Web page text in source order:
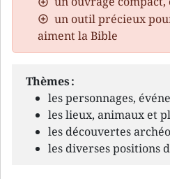
un outil précieux
aiment la Bible
Thèmes :
les personnages,
les lieux, animaux et
les découvertes
les diverses positions